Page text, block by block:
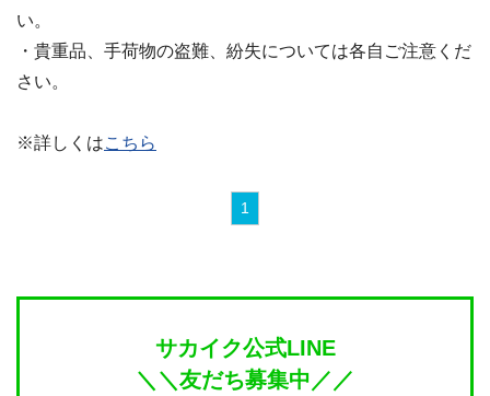
い。
・貴重品、手荷物の盗難、紛失については各自ご注意くだ
さい。
※詳しくはこちら
1
サカイク公式LINE
＼＼友だち募集中／／